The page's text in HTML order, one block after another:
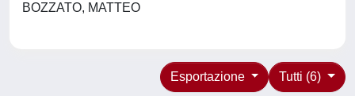
BOZZATO, MATTEO
Tutti (6)
Esportazione